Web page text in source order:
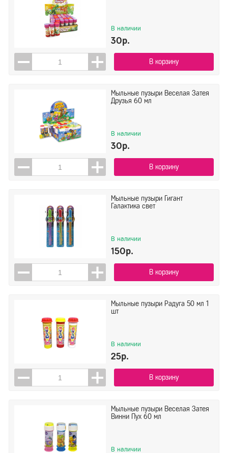
В наличии
30р.
В корзину
Мыльные пузыри Веселая Затея
Друзья 60 мл
В наличии
30р.
В корзину
Мыльные пузыри Гигант
Галактика свет
В наличии
150р.
В корзину
Мыльные пузыри Радуга 50 мл 1
шт
В наличии
25р.
В корзину
Мыльные пузыри Веселая Затея
Винни Пух 60 мл
В наличии